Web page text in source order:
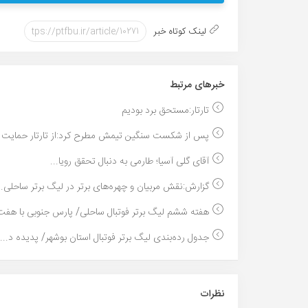
لینک کوتاه خبر
خبر‌های مرتبط
تارتار:مستحق برد بودیم
پس از شکست سنگین تیمش مطرح کرد:از تارتار
آقای گلی آسیا؛ طارمی به دنبال تحقق رویا...
گزارش:نقش مربیان و چهره‌های برتر در لیگ برتر
هفته ششم لیگ برتر فوتبال ساحلی/ پارس جنوبی با
جدول رده‌بندی لیگ برتر فوتبال استان بوشهر/ پدیده د...
نظرات